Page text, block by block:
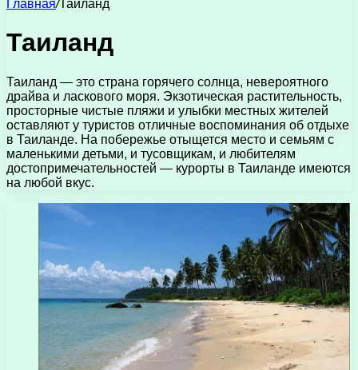
Главная/Таиланд
Таиланд
Таиланд — это страна горячего солнца, невероятного
драйва и ласкового моря. Экзотическая растительность,
просторные чистые пляжи и улыбки местных жителей
оставляют у туристов отличные воспоминания об отдыхе
в Таиланде. На побережье отыщется место и семьям с
маленькими детьми, и тусовщикам, и любителям
достопримечательностей — курорты в Таиланде имеются
на любой вкус.